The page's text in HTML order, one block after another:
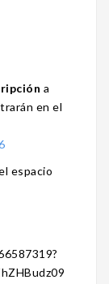
a
en el
espacio